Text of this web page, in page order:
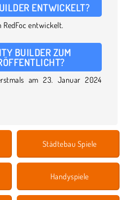
ENTWICKELT?
RedFoc entwickelt.
BUILDER ZUM
am 23. Januar 2024
Städtebau Spiele
Handyspiele